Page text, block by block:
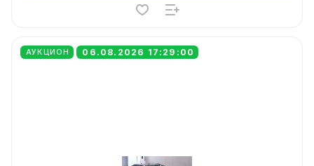
АУКЦИОН 06.08.2026 17:29:00